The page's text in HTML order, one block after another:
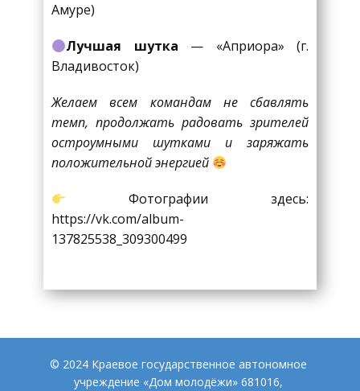
Амуре)
Лучшая шутка — «Априора» (г.
Владивосток)
Желаем всем командам не сбавлять
темп, продолжать радовать зрителей
остроумными шутками и заряжать
положительной энергией
Фотографии здесь:
https://vk.com/album-
137825538_309300499
© 2024 Краевое государственное автономное
учреждение «Дом молодёжи» 681016,